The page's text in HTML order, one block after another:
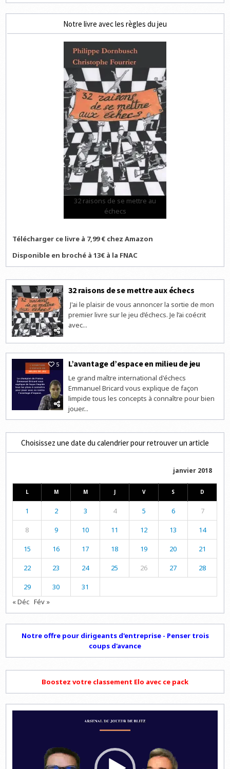
Notre livre avec les règles du jeu
32 raisons de se mettre au
échecs
Télécharger ce livre à 7,99 € chez Amazon
Disponible en broché à 13€ à la FNAC
83 32 raisons de se mettre aux échecs
J'ai le plaisir de vous annoncer la sortie de mon
premier livre sur le jeu d’échecs. Je l’ai coécrit
avec...
5 L’avantage d’espace en milieu de jeu
Le grand maître international d'échecs
Emmanuel Bricard vous explique de façon
limpide tous les concepts à connaître pour bien
jouer...
Choisissez une date du calendrier pour retrouver un article
janvier 2018
L M M J V S D
1 2 3 4 5 6 7
8 9 10 11 12 13 14
15 16 17 18 19 20 21
22 23 24 25 26 27 28
29 30
31
« Déc Fév »
Notre offre pour dirigeants d'entreprise - Penser trois
coups d'avance
Boostez votre classement Elo avec ce pack